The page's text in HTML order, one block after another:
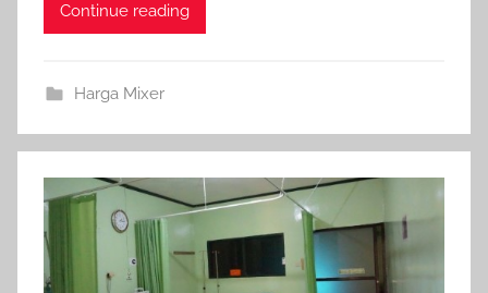
Continue reading
Harga Mixer